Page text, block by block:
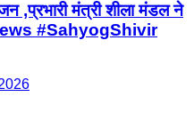
,प्रभारी मंत्री शीला मंडल ने
#SahyogShivir